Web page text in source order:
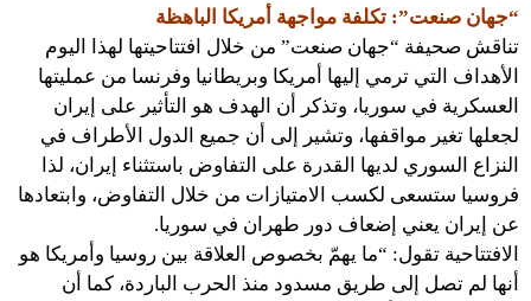
“جهان صنعت”: تكلفة مواجهة أمريكا الباهظة
تناقش صحيفة “جهان صنعت” من خلال افتتاحيتها لهذا اليوم
الأهداف التي ترمي إليها أمريكا وبريطانيا وفرنسا من عمليتها
العسكرية في سوريا، وتذكر أن الهدف هو التأثير على إيران
لجعلها تغير مواقفها، وتشير إلى أن جميع الدول الأطراف في
النزاع السوري لديها القدرة على التفاوض باستثناء إيران، لذا
فروسيا ستسعى لكسب الامتيازات من خلال التفاوض، وابتعادها
عن إيران يعني إضعاف دور طهران في سوريا.
الافتتاحية تقول: “ما يهمّ بخصوص العلاقة بين روسيا وأمريكا هو
أنها لم تصل إلى طريق مسدود منذ الحرب الباردة، كما أن